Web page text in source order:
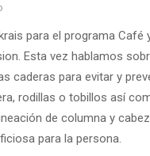
para el programa Café
Esta vez hablamos
caderas para evitar y
rodillas o tobillos así
de columna y
para la persona.